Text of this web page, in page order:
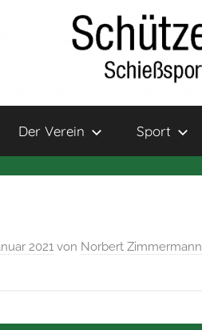
Der Verein Sport
2021 von Norbert Zimmermann